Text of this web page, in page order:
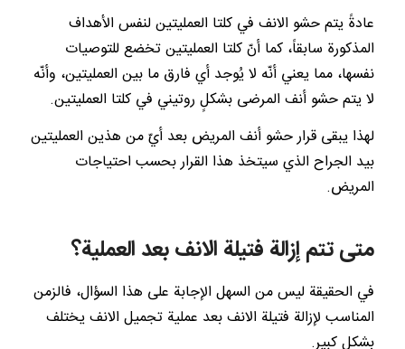
عادةً يتم حشو الانف في كلتا العمليتين لنفس الأهداف
المذكورة سابقاً، كما أنّ كلتا العمليتين تخضع للتوصيات
نفسها، مما يعني أنّه لا يُوجد أي فارق ما بين العمليتين، وأنّه
لا يتم حشو أنف المرضى بشكلٍ روتيني في كلتا العمليتين.
لهذا يبقى قرار حشو أنف المريض بعد أيّ من هذين العمليتين
بيد الجراح الذي سيتخذ هذا القرار بحسب احتياجات
المريض.
متى تتم إزالة فتيلة الانف بعد العملية؟
في الحقيقة ليس من السهل الإجابة على هذا السؤال، فالزمن
المناسب لإزالة فتيلة الانف بعد عملية تجميل الانف يختلف
بشكلٍ كبير.